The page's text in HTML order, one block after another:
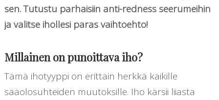
sen. Tutustu parhaisiin anti-redness seerumeihin
ja valitse ihollesi paras vaihtoehto!
Millainen on punoittava iho?
Tämä ihotyyppi on erittäin herkkä kaikille
sääolosuhteiden muutoksille. Iho kärsii liiasta